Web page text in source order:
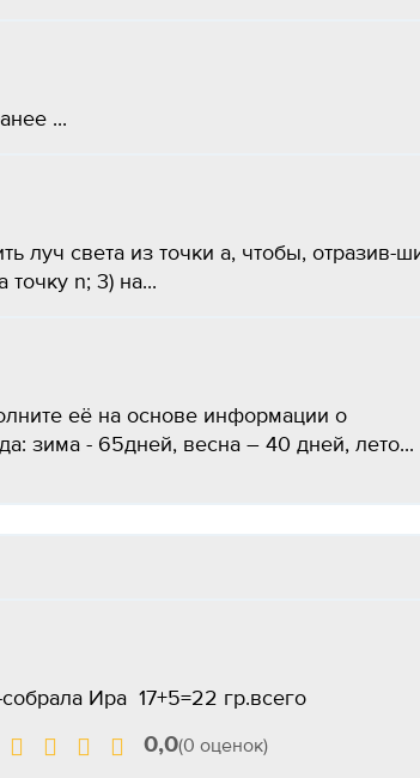
​...
луч света из точки а, чтобы, отразив-
точку n; 3) на...
её на основе информации о
зима - 65дней, весна – 40 дней, лето...
Ира 17+5=22 гр.всего
0,0(0 оценок)